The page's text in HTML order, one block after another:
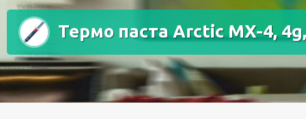
Термо паста Arctic MX-4,